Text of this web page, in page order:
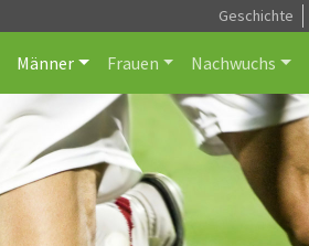
Geschichte
Männer Frauen Nachwuchs